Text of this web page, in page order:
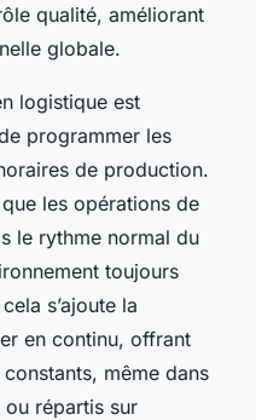
qualité, améliorant
globale.
logistique est
programmer les
de production.
les opérations de
le rythme normal du
toujours
s’ajoute la
en continu, offrant
même dans
ou répartis sur